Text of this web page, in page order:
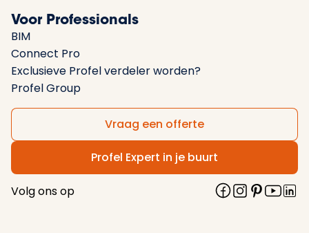
Voor Professionals
BIM
Connect Pro
Exclusieve Profel verdeler worden?
Profel Group
Vraag een offerte
Profel Expert in je buurt
Volg ons op